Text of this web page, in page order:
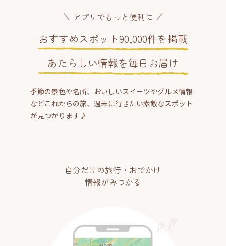
アプリでもっと便利に
おすすめスポット90,000件を掲載
あたらしい情報を毎日お届け
季節の景色や名所、おいしいスイーツやグルメ情報
などこれからの旅、週末に行きたい素敵なスポット
が見つかります♪
自分だけの旅行・おでかけ
情報がみつかる